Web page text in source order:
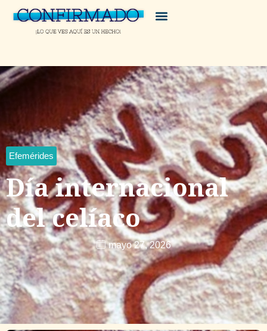
Efemérides
Día internacional
del celíaco
mayo 27, 2026